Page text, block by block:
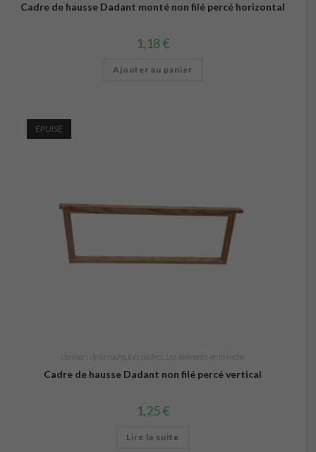
Cadre de hausse Dadant monté non filé percé horizontal
1,18€
Ajouter au panier
ÉPUISÉ
L'univers de la ruche Les cadres Les éléments de la ruche
Cadre de hausse Dadant non filé percé vertical
1,25€
Lire la suite